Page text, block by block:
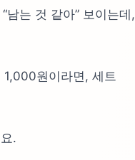
남는 것 같아” 보이는데,
원이라면, 세트
.